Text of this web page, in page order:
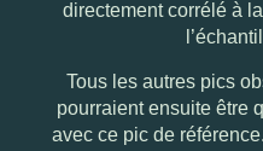
directement corrélé à
Tous les autres pics
pourraient ensuite être
avec ce pic de